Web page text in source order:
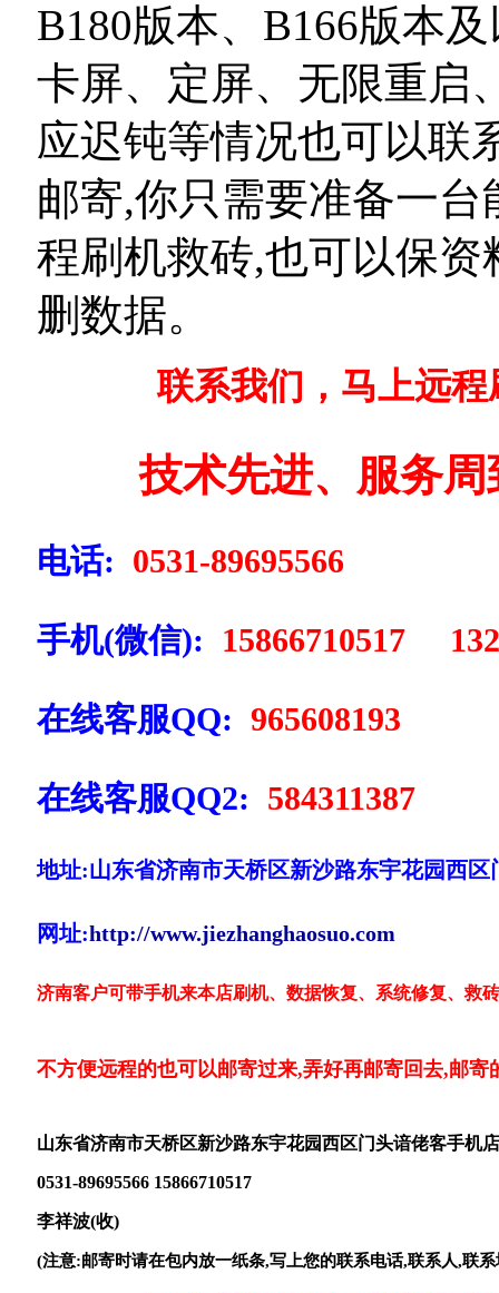
B180版本、B166版本
卡屏、定屏、无限重启
应迟钝等情况也可以联
邮寄,你只需要准备一
程刷机救砖,也可以保
删数据。
联系我们，马上远
技术先进、服务
电话: 0531-89695566
手机(微信): 15866710517
在线客服QQ: 965608193
在线客服QQ2: 584311387
地址:山东省济南市天桥区新沙路东宇花园西区
网址:http://www.jiezhanghaosuo.com
济南客户可带手机来本店刷机、数据恢复、系统修复、救
不方便远程的也可以邮寄过来,弄好再邮寄回去,邮寄
山东省济南市天桥区新沙路东宇花园西区门头谙佬客手机店
0531-89695566 15866710517
李祥波(收)
(注意:邮寄时请在包内放一纸条,写上您的联系电话,联系人,联